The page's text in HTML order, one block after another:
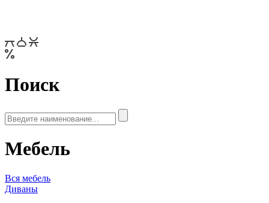
Поиск
Мебель
Вся мебель
Диваны